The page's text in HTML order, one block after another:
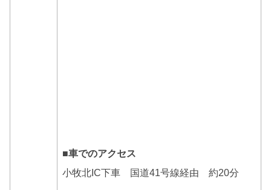
■車でのアクセス
小牧北IC下車 国道41号線経由 約20分